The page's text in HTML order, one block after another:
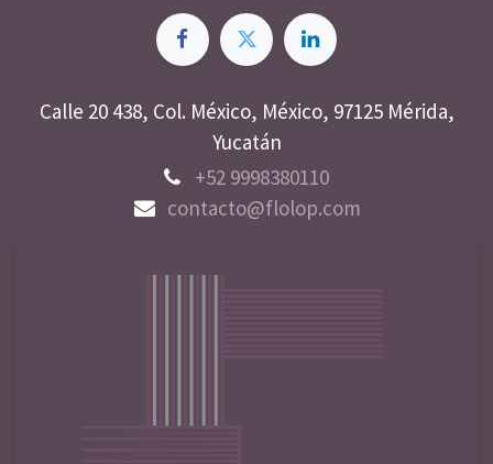
Calle 20 438, Col. México, México, 97125 Mérida,
Yucatán
+52 9998380110
contacto@flolop.com